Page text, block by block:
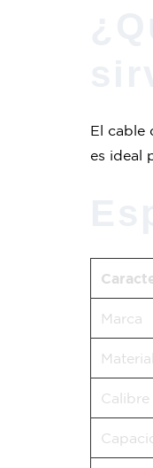
El cable
es ideal
Marca
Material